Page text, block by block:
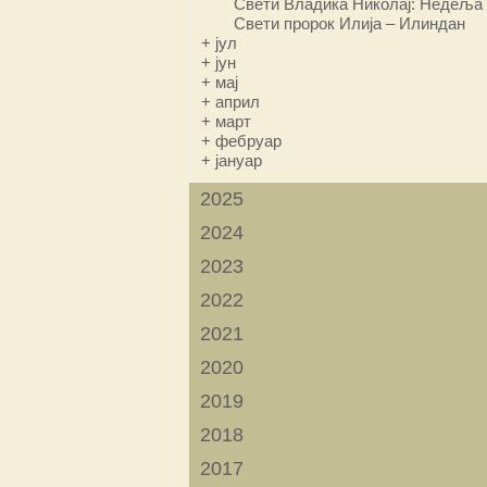
Свети пророк Илија – Илиндан
+ јул
+ јун
+ мај
+ април
+ март
+ фебруар
+ јануар
2025
2024
2023
2022
2021
2020
2019
2018
2017